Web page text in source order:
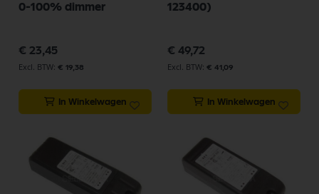
0-100% dimmer
€ 23,45
€ 19,38
In Winkelwagen
123400)
€ 49,72
€ 41,09
In Winkelwagen